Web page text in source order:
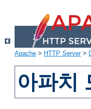
Apache > HTTP Server>
아파치